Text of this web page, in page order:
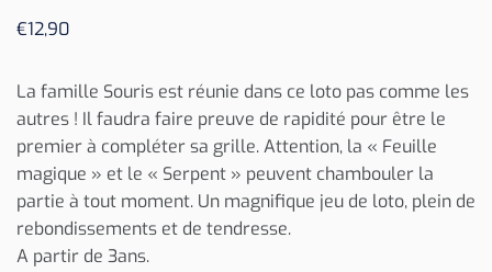
€12,90
La famille Souris est réunie dans ce loto pas comme les
autres ! Il faudra faire preuve de rapidité pour être le
premier à compléter sa grille. Attention, la « Feuille
magique » et le « Serpent » peuvent chambouler la
partie à tout moment. Un magnifique jeu de loto, plein de
rebondissements et de tendresse.
A partir de 3ans.